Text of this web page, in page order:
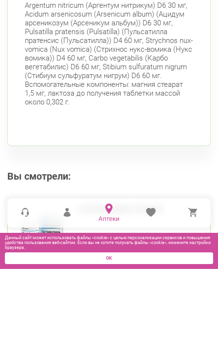
Argentum nitricum (Аргентум нитрикум) D6 30 мг,
Acidum arsenicosum (Arsenicum album) (Ацидум
арсеникозум (Арсеникум альбум)) D6 30 мг,
Pulsatilla pratensis (Pulsatilla) (Пульсатилла
пратенсис (Пульсатилла)) D4 60 мг, Strychnos nux-
vomica (Nux vomica) (Стрихнос нукс-вомика (Нукс
вомика)) D4 60 мг, Carbo vegetabilis (Карбо
вегетабилис) D6 60 мг, Stibium sulfuratum nigrum
(Стибиум сульфуратум нигрум) D6 60 мг.
Вспомогательные компоненты: магния стеарат
1,5 мг, лактоза до получения таблетки массой
около 0,302 г.
Вы смотрели:
ГАСТРИКУМЕЛЬ ТАБ №50
850₽
Данный сайт может использовать файлы «cookie» с целью персонализации сервисов и повышения
удобства пользования веб-сайтом. Если вы не хотите получать файлы «cookie», измените настройки
браузера.
ОК